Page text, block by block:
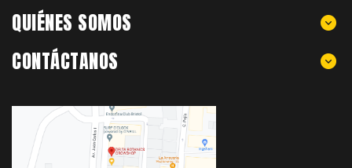
QUIÉNES SOMOS
CONTÁCTANOS